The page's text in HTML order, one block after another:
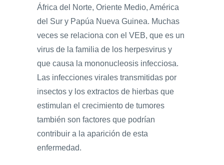
África del Norte, Oriente Medio, América
del Sur y Papúa Nueva Guinea. Muchas
veces se relaciona con el VEB, que es un
virus de la familia de los herpesvirus y
que causa la mononucleosis infecciosa.
Las infecciones virales transmitidas por
insectos y los extractos de hierbas que
estimulan el crecimiento de tumores
también son factores que podrían
contribuir a la aparición de esta
enfermedad.